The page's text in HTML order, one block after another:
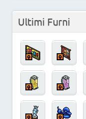
Ultimi Furni